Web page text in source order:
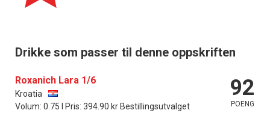
Drikke som passer til denne oppskriften
Roxanich Lara 1/6
Kroatia
Volum: 0.75 l Pris: 394.90 kr Bestillingsutvalget
92
POENG